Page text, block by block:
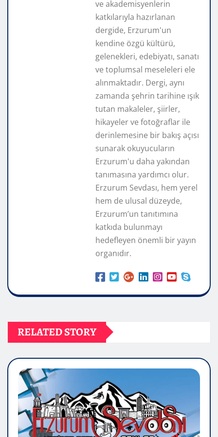
ve akademisyenlerin
katkılarıyla hazırlanan
dergide, Erzurum'un
kendine özgü kültürü,
gelenekleri, edebiyatı, sanatı
ve toplumsal meseleleri ele
alınmaktadır. Dergi, aynı
zamanda şehrin tarihine ışık
tutan makaleler, şiirler,
hikayeler ve fotoğraflar ile
derinlemesine bir bakış açısı
sunarak okuyucuların
Erzurum'u daha yakından
tanımasına yardımcı olur.
Erzurum Sevdası, hem yerel
hem de ulusal düzeyde,
Erzurum’un tanıtımına
katkıda bulunmayı
hedefleyen önemli bir yayın
organıdır.
RELATED STORY